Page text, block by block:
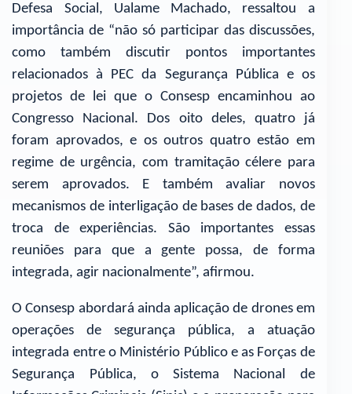
Defesa Social, Ualame Machado, ressaltou a
importância de “não só participar das discussões,
como também discutir pontos importantes
relacionados à PEC da Segurança Pública e os
projetos de lei que o Consesp encaminhou ao
Congresso Nacional. Dos oito deles, quatro já
foram aprovados, e os outros quatro estão em
regime de urgência, com tramitação célere para
serem aprovados. E também avaliar novos
mecanismos de interligação de bases de dados, de
troca de experiências. São importantes essas
reuniões para que a gente possa, de forma
integrada, agir nacionalmente”, afirmou.
O Consesp abordará ainda aplicação de drones em
operações de segurança pública, a atuação
integrada entre o Ministério Público e as Forças de
Segurança Pública, o Sistema Nacional de